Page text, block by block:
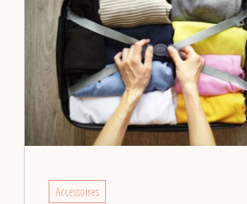
Accessoires